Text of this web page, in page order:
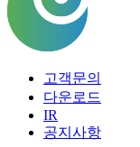
고객문의
다운로드
IR
공지사항